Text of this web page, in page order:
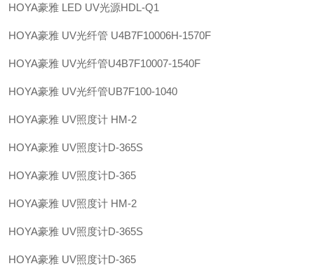
HOYA豪雅 LED UV光源HDL-Q1
HOYA豪雅 UV光纤管 U4B7F10006H-1570F
HOYA豪雅 UV光纤管U4B7F10007-1540F
HOYA豪雅 UV光纤管UB7F100-1040
HOYA豪雅 UV照度计 HM-2
HOYA豪雅 UV照度计D-365S
HOYA豪雅 UV照度计D-365
HOYA豪雅 UV照度计 HM-2
HOYA豪雅 UV照度计D-365S
HOYA豪雅 UV照度计D-365